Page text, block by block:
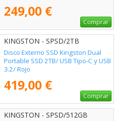
249,00 €
Comprar
KINGSTON - SPSD/2TB
Disco Externo SSD Kingston Dual
Portable SSD 2TB/ USB Tipo-C y USB
3.2/ Rojo
419,00 €
Comprar
KINGSTON - SPSD/512GB